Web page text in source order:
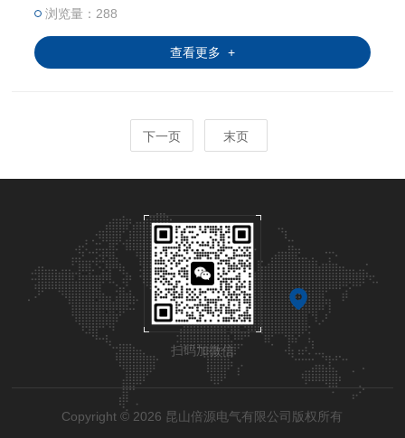
浏览量：288
查看更多 +
下一页 末页
扫码加微信
Copyright © 2026 昆山倍源电气有限公司版权所有